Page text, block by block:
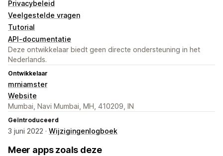
Privacybeleid
Veelgestelde vragen
Tutorial
API-documentatie
Deze ontwikkelaar biedt geen directe ondersteuning in het
Nederlands.
Ontwikkelaar
mrniamster
Website
Mumbai, Navi Mumbai, MH, 410209, IN
Geïntroduceerd
3 juni 2022 · Wijzigingenlogboek
Meer apps zoals deze